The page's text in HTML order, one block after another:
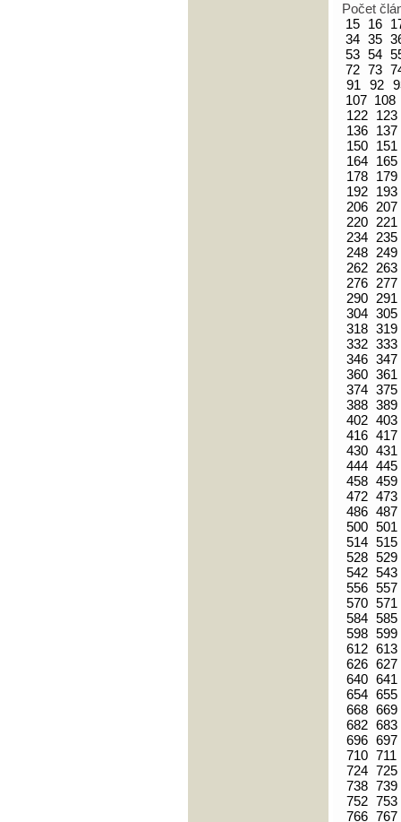
Počet
15 16
34 35
53 54
72 73
91
92
107 108
122
123
136
137
150
151
164
165
178
179
192
193
206 207
220
221
234
235
248
249
262
263
276
277
290
291
304 305
318 319
332 333
346 347
360 361
374 375
388 389
402 403
416 417
430 431
444 445
458 459
472 473
486 487
500 501
514 515
528 529
542 543
556 557
570 571
584 585
598 599
612 613
626 627
640 641
654 655
668 669
682 683
696 697
710 711
724 725
738 739
752 753
766 767